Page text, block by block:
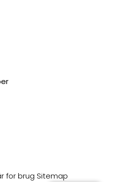
for brug Sitemap